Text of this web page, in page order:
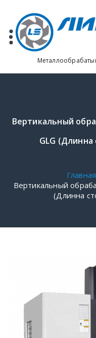
содержимому
Вертикальный
GLG (Длинна
Главная
Вертикальный
(Длинна